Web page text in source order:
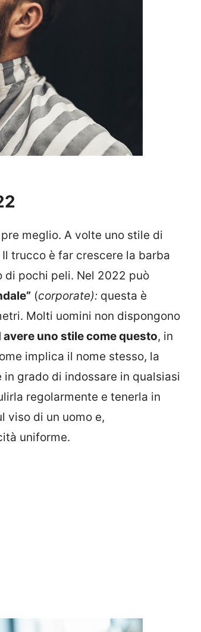
meglio. A volte uno stile di
trucco è far crescere la barba
di pochi peli. Nel 2022 può
(corporate): questa è
Molti uomini non dispongono
avere uno stile come questo, in
implica il nome stesso, la
grado di indossare in qualsiasi
regolarmente e tenerla in
viso di un uomo e,
uniforme.